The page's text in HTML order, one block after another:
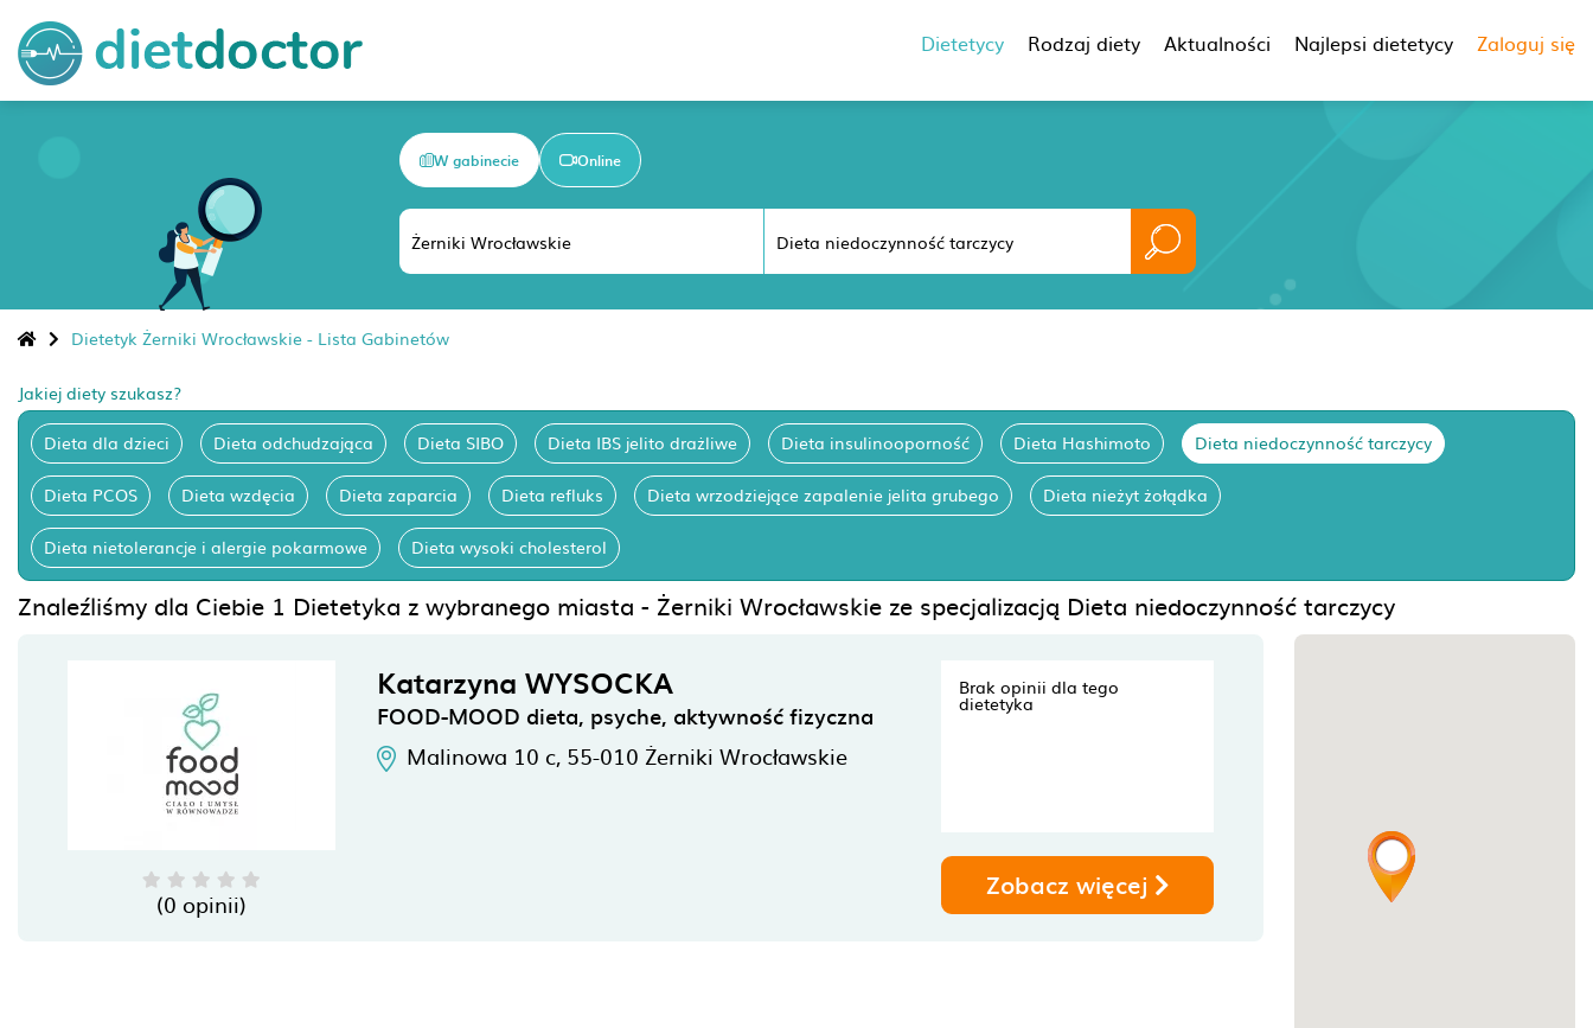
Dietetycy Rodzaj diety Aktualności Najlepsi dietetycy Zaloguj się
W gabinecie Online
Dietetyk Żerniki Wrocławskie - Lista Gabinetów
Jakiej diety szukasz?
Dieta dla dzieci Dieta odchudzająca Dieta SIBO Dieta IBS jelito drażliwe Dieta insulinooporność Dieta Hashimoto Dieta niedoczynność tarczycy
Dieta PCOS Dieta wzdęcia Dieta zaparcia Dieta refluks Dieta wrzodziejące zapalenie jelita grubego Dieta nieżyt żołądka
Dieta nietolerancje i alergie pokarmowe Dieta wysoki cholesterol
Znaleźliśmy dla Ciebie 1 Dietetyka z wybranego miasta - Żerniki Wrocławskie ze specjalizacją Dieta niedoczynność tarczycy
(0 opinii)
Katarzyna WYSOCKA
FOOD-MOOD dieta, psyche, aktywność fizyczna
Malinowa 10 c, 55-010 Żerniki Wrocławskie
Brak opinii dla tego
dietetyka
Zobacz więcej